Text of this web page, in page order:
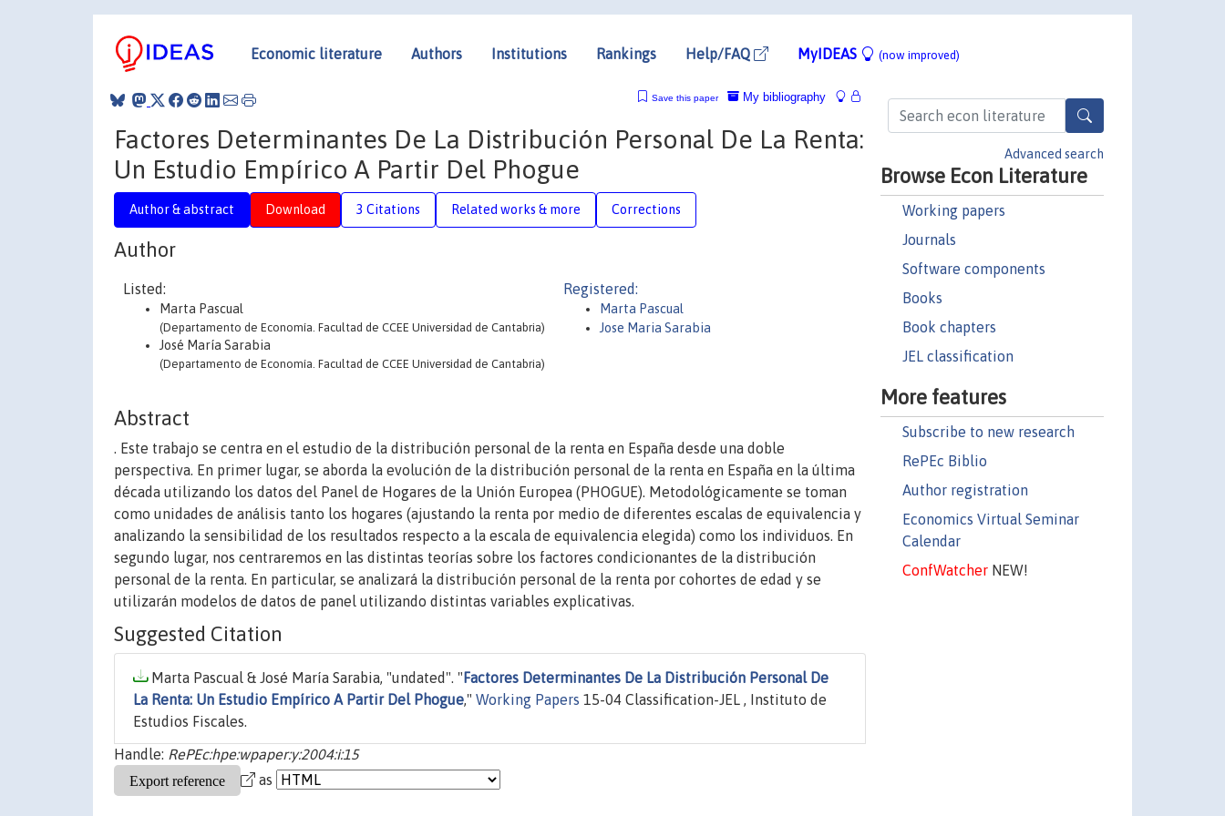
Economic literature Authors Institutions Rankings Help/FAQ MyIDEAS (now improved)
Advanced search
Browse Econ Literature
Working papers
Journals
Software components
Books
Book chapters
JEL classification
More features
Subscribe to new research
RePEc Biblio
Author registration
Economics Virtual Seminar
Calendar
ConfWatcherNEW!
My bibliography
Save this paper
Factores Determinantes De La Distribución Personal De La Renta:
Un Estudio Empírico A Partir Del Phogue
Author & abstract Download 3 Citations Related works & more Corrections
Author
Listed:
Marta Pascual
(Departamento de Economía. Facultad de CCEE Universidad de Cantabria)
José María Sarabia
(Departamento de Economía. Facultad de CCEE Universidad de Cantabria)
Registered:
Marta Pascual
Jose Maria Sarabia
Abstract
. Este trabajo se centra en el estudio de la distribución personal de la renta en España desde una doble
perspectiva. En primer lugar, se aborda la evolución de la distribución personal de la renta en España en la última
década utilizando los datos del Panel de Hogares de la Unión Europea (PHOGUE). Metodológicamente se toman
como unidades de análisis tanto los hogares (ajustando la renta por medio de diferentes escalas de equivalencia y
analizando la sensibilidad de los resultados respecto a la escala de equivalencia elegida) como los individuos. En
segundo lugar, nos centraremos en las distintas teorías sobre los factores condicionantes de la distribución
personal de la renta. En particular, se analizará la distribución personal de la renta por cohortes de edad y se
utilizarán modelos de datos de panel utilizando distintas variables explicativas.
Suggested Citation
Marta Pascual & José María Sarabia, "undated". " Factores Determinantes De La Distribución Personal De
La Renta: Un Estudio Empírico A Partir Del Phogue," Working Papers 15-04 Classification-JEL , Instituto de
Estudios Fiscales.
Handle: RePEc:hpe:wpaper:y:2004:i:15
as